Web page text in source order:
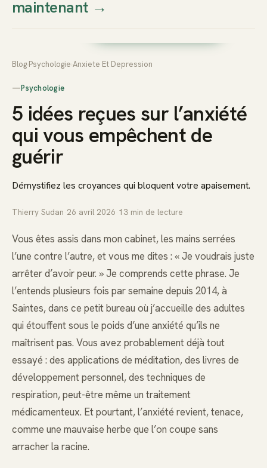
Thierry
Prendre rendez-vous dès
maintenant→
Blog Psychologie Anxiete Et Depression
—Psychologie
5 idées reçues sur l’anxiété
qui vous empêchent de
guérir
Démystifiez les croyances qui bloquent votre apaisement.
Thierry Sudan 26 avril 2026 13 min de lecture
Vous êtes assis dans mon cabinet, les mains serrées
l’une contre l’autre, et vous me dites : « Je voudrais juste
arrêter d’avoir peur. » Je comprends cette phrase. Je
l’entends plusieurs fois par semaine depuis 2014, à
Saintes, dans ce petit bureau où j’accueille des adultes
qui étouffent sous le poids d’une anxiété qu’ils ne
maîtrisent pas. Vous avez probablement déjà tout
essayé : des applications de méditation, des livres de
développement personnel, des techniques de
respiration, peut-être même un traitement
médicamenteux. Et pourtant, l’anxiété revient, tenace,
comme une mauvaise herbe que l’on coupe sans
arracher la racine.